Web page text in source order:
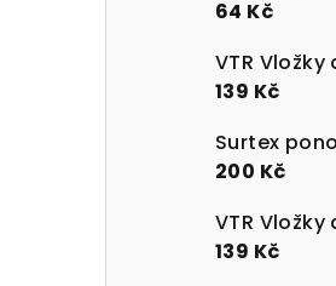
64 Kč
139 Kč
200 Kč
139 Kč